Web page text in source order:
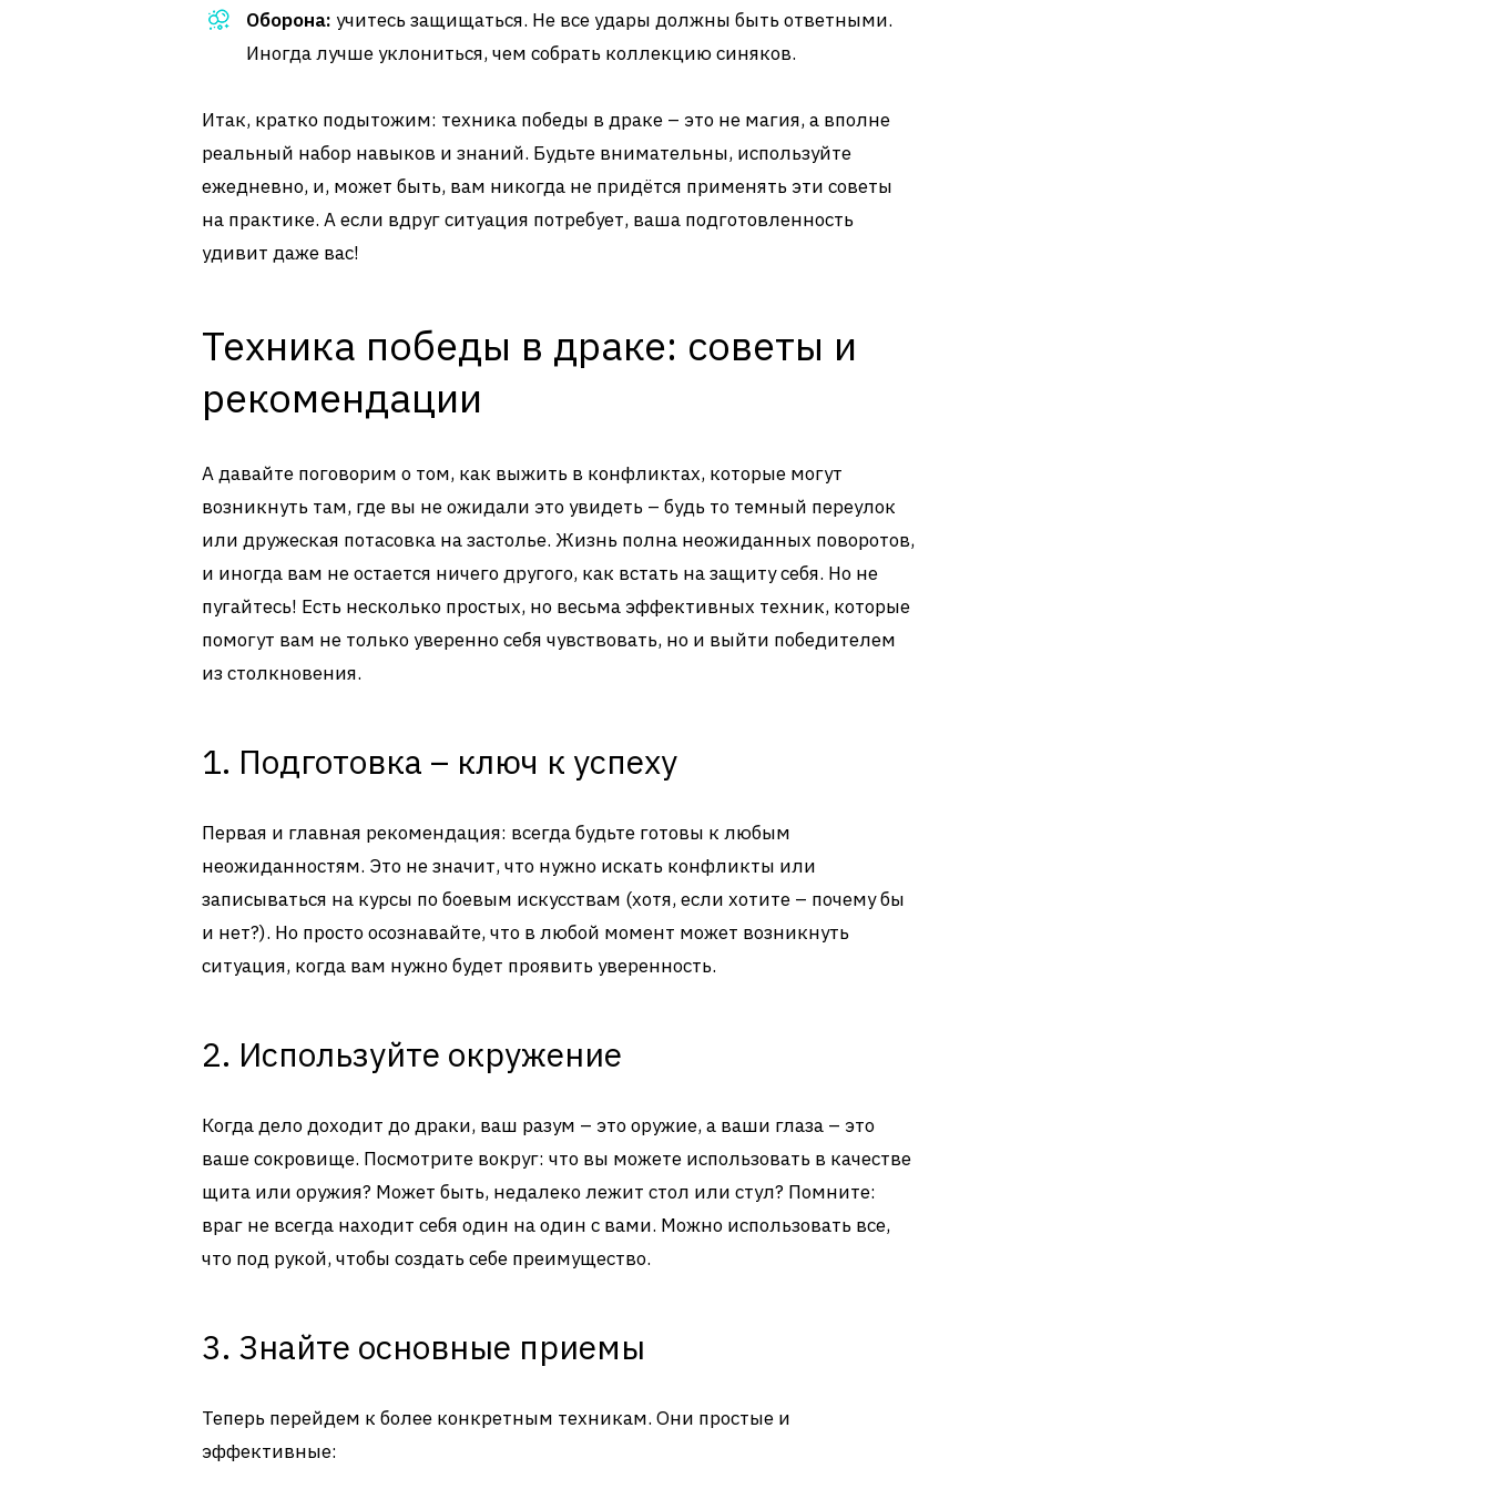
Оборона: учитесь защищаться. Не все удары должны быть ответными.
Иногда лучше уклониться, чем собрать коллекцию синяков.
Итак, кратко подытожим: техника победы в драке – это не магия, а вполне
реальный набор навыков и знаний. Будьте внимательны, используйте
ежедневно, и, может быть, вам никогда не придётся применять эти советы
на практике. А если вдруг ситуация потребует, ваша подготовленность
удивит даже вас!
Техника победы в драке: советы и
рекомендации
А давайте поговорим о том, как выжить в конфликтах, которые могут
возникнуть там, где вы не ожидали это увидеть – будь то темный переулок
или дружеская потасовка на застолье. Жизнь полна неожиданных поворотов,
и иногда вам не остается ничего другого, как встать на защиту себя. Но не
пугайтесь! Есть несколько простых, но весьма эффективных техник, которые
помогут вам не только уверенно себя чувствовать, но и выйти победителем
из столкновения.
1. Подготовка – ключ к успеху
Первая и главная рекомендация: всегда будьте готовы к любым
неожиданностям. Это не значит, что нужно искать конфликты или
записываться на курсы по боевым искусствам (хотя, если хотите – почему бы
и нет?). Но просто осознавайте, что в любой момент может возникнуть
ситуация, когда вам нужно будет проявить уверенность.
2. Используйте окружение
Когда дело доходит до драки, ваш разум – это оружие, а ваши глаза – это
ваше сокровище. Посмотрите вокруг: что вы можете использовать в качестве
щита или оружия? Может быть, недалеко лежит стол или стул? Помните:
враг не всегда находит себя один на один с вами. Можно использовать все,
что под рукой, чтобы создать себе преимущество.
3. Знайте основные приемы
Теперь перейдем к более конкретным техникам. Они простые и
эффективные: